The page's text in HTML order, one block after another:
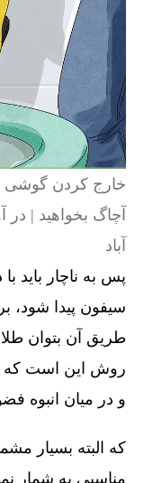
خارج کردن گوشی
آچاگ بخواهید | در
آباد
پس به ناچار باید
سیفون پیدا شود،
طریق آن بتوان طلا
روش این است که
و در میان انبوه
که البته بسیار
مناسبی به شمار